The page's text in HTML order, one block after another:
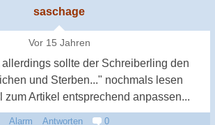
saschage
Vor 15 Jahren
allerdings sollte der Schreiberling den
und Sterben..." nochmals lesen
zum Artikel entsprechend anpassen...
Alarm Antworten 0